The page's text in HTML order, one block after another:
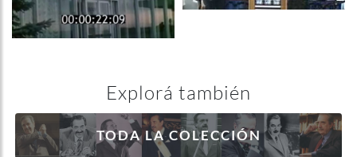
Explorá también
TODA LA COLECCIÓN